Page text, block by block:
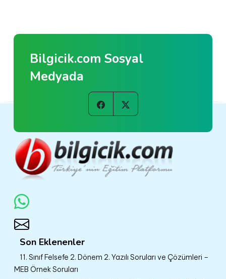
Bilgicik.com Sosyal
Medyada
Son Eklenenler
11. Sınıf Felsefe 2. Dönem 2. Yazılı Soruları ve Çözümleri –
MEB Örnek Soruları